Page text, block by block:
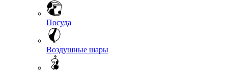
Посуда
Воздушные шары